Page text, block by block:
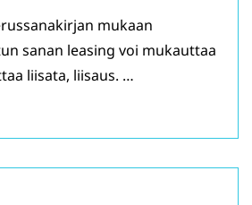
mukaan
sanan leasing voi mukauttaa
liisata, liisaus. …